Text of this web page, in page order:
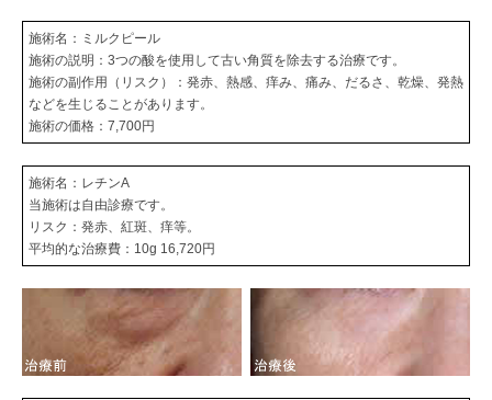
施術名：ミルクピール
施術の説明：3つの酸を使用して古い角質を除去する治療です。
施術の副作用（リスク）：発赤、熱感、痒み、痛み、だるさ、乾燥、発熱
などを生じることがあります。
施術の価格：7,700円
施術名：レチンA
当施術は自由診療です。
リスク：発赤、紅斑、痒等。
平均的な治療費：10g 16,720円